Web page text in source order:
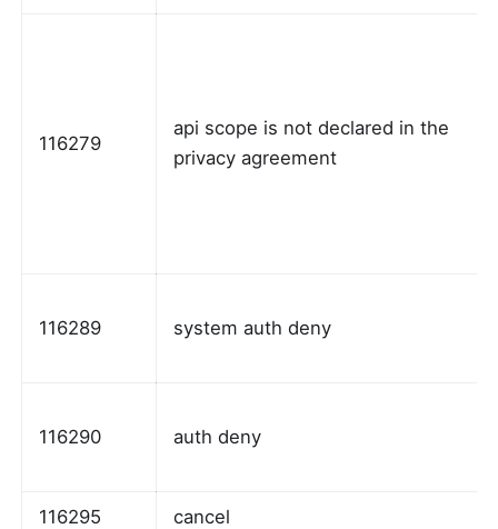
116279
api scope is not declared in the
privacy agreement
116289 system auth deny
116290 auth deny
116295 cancel